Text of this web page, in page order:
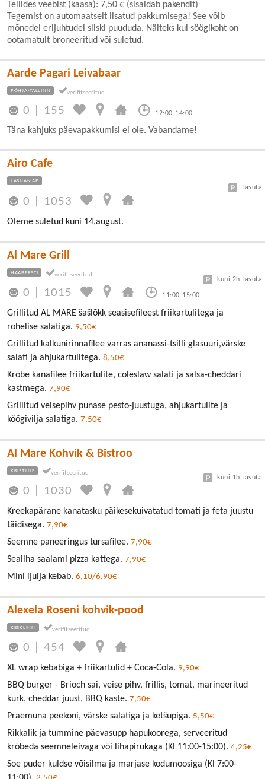
Tellides veebist (kaasa): 7,50 € (sisaldab pakendit)
Tegemist on automaatselt lisatud pakkumisega! See võib
mõnedel erijuhtudel siiski puududa. Näiteks kui söögikoht on
ootamatult broneeritud või suletud.
Aarde Pagari Leivabaar
PÕHJA-TALLINN
0 155 12:00-14:00
Täna kahjuks päevapakkumisi ei ole. Vabandame!
Airo Cafe
LASNAMÄE
0 1053
tasuta
Oleme suletud kuni 14,august.
Al Mare Grill
HAABERSTI
0 1015 11:00-15:00
kuni 2h tasuta
Grillitud AL MARE šašlõkk seasisefileest friikartulitega ja
rohelise salatiga. 9,50€
Grillitud kalkunirinnafilee varras ananassi-tsilli glasuuri,värske
salati ja ahjukartulitega. 8,50€
Krõbe kanafilee friikartulite, coleslaw salati ja salsa-cheddari
kastmega. 7,90€
Grillitud veisepihv punase pesto-juustuga, ahjukartulite ja
köögivilja salatiga. 7,50€
Al Mare Kohvik & Bistroo
KRISTIINE
0 1030
kuni 1h tasuta
Kreekapärane kanatasku päikesekuivatatud tomati ja feta juustu
täidisega. 7,90€
Seemne paneeringus tursafilee. 7,90€
Sealiha saalami pizza kattega. 7,90€
Mini ljulja kebab. 6,10/6,90€
Alexela Roseni kohvik-pood
KESKLINN
0 |454
XL wrap kebabiga + friikartulid + Coca-Cola. 9,90€
BBQ burger - Brioch sai, veise pihv, frillis, tomat, marineeritud
kurk, cheddar juust, BBQ kaste. 7,50€
Praemuna peekoni, värske salatiga ja ketšupiga. 5,50€
Rikkalik ja tummine päevasupp hapukoorega, serveeritud
krõbeda seemneleivaga või lihapirukaga (Kl 11:00-15:00). 4,25€
Soe puder kuldse võisilma ja marjase kodumoosiga (Kl 7:00-